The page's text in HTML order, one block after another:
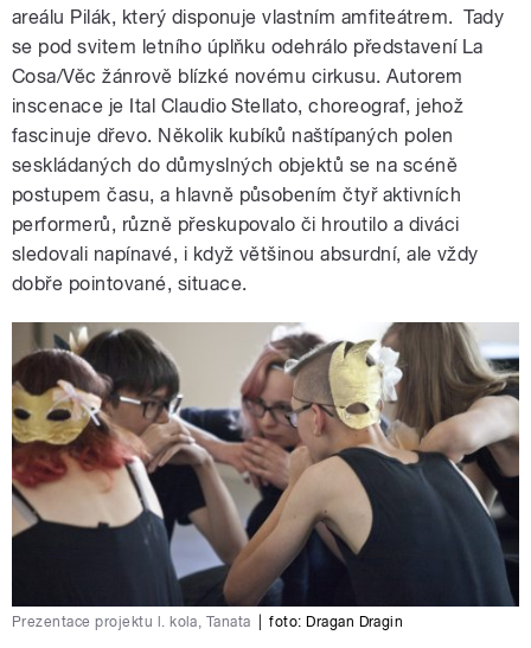
areálu Pilák, který disponuje vlastním amfiteátrem. Tady
se pod svitem letního úplňku odehrálo představení La
Cosa/Věc žánrově blízké novému cirkusu. Autorem
inscenace je Ital Claudio Stellato, choreograf, jehož
fascinuje dřevo. Několik kubíků naštípaných polen
seskládaných do důmyslných objektů se na scéně
postupem času, a hlavně působením čtyř aktivních
performerů, různě přeskupovalo či hroutilo a diváci
sledovali napínavé, i když většinou absurdní, ale vždy
dobře pointované, situace.
Prezentace projektu l. kola, Tanata foto: Dragan Dragin